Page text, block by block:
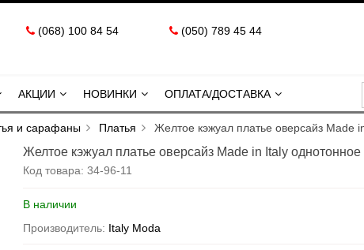
(068) 100 84 54 (050) 789 45 44
АКЦИИ НОВИНКИ ОПЛАТА/ДОСТАВКА
и сарафаны Платья Желтое кэжуал платье оверсайз Made
Желтое кэжуал платье оверсайз Made in Italy однотонное
Код товара: 34-96-11
В наличии
Производитель: Italy Moda